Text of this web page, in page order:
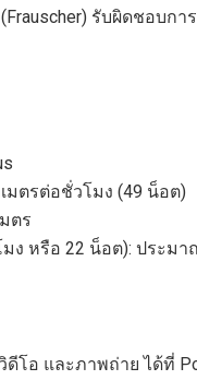
(Frauscher) รับผิดชอบกา
มตรต่อชั่วโมง (49 น็อต)
ตร
ง หรือ 22 น็อต): ประมา
โอ และภาพถ่าย ได้ที่